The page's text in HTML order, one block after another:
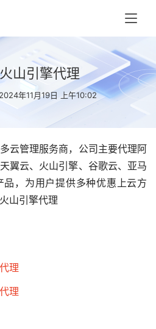
山引擎代理
2024年11月19日 上午10:02
云管理服务商，公司主要代理阿
翼云、火山引擎、谷歌云、亚马
，为用户提供多种优惠上云方
山引擎代理
理
理